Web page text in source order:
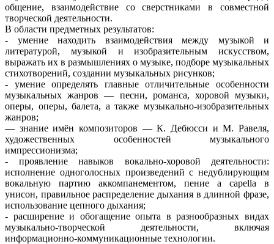
общение, взаимодействие со сверстниками в совместной
творческой деятельности.
В области предметных результатов:
- умение находить взаимодействия между музыкой и
литературой, музыкой и изобразительным искусством,
выражать их в размышлениях о музыке, подборе музыкальных
стихотворений, создании музыкальных рисунков;
- умение определять главные отличительные особенности
музыкальных жанров — песни, романса, хоровой музыки,
оперы, оперы, балета, а также музыкально-изобразительных
жанров;
— знание имён композиторов — К. Дебюсси и М. Равеля,
художественных особенностей музыкального
импрессионизма;
- проявление навыков вокально-хоровой деятельности:
исполнение одноголосных произведений с недублирующим
вокальную партию аккомпанементом, пение a capella в
унисон, правильное распределение дыхания в длинной фразе,
использование цепного дыхания;
- расширение и обогащение опыта в разнообразных видах
музыкально-творческой деятельности, включая
информационно-коммуникационные технологии.